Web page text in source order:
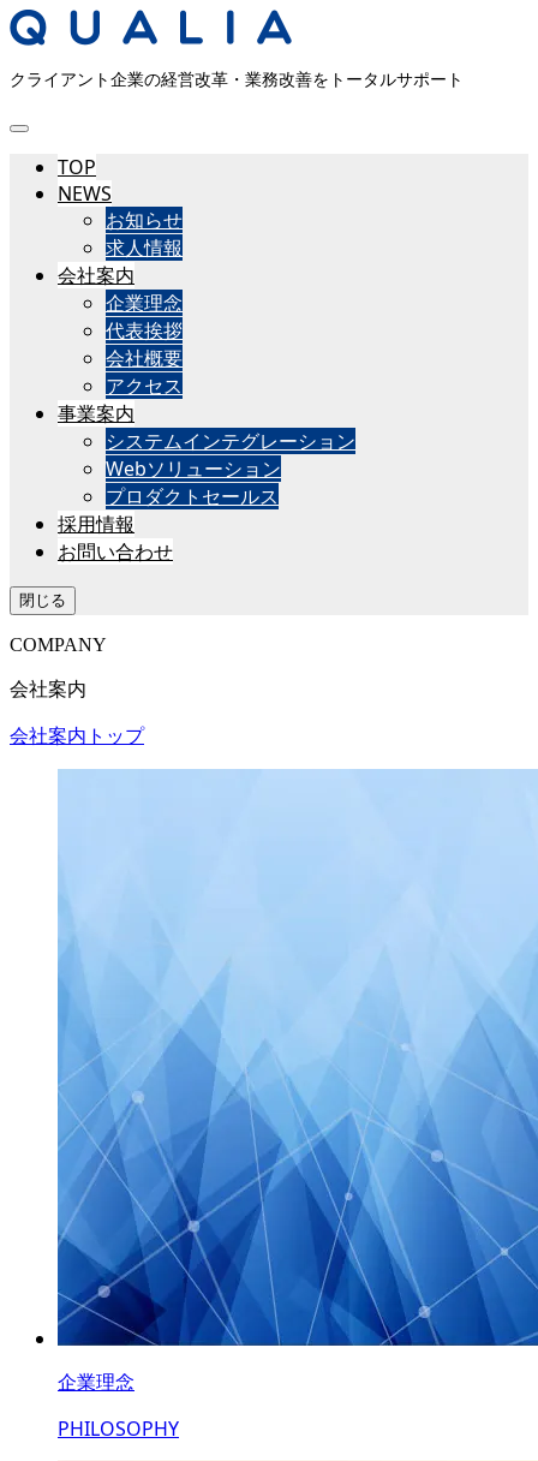
クライアント企業の経営改革・業務改善をトータルサポート
TOP
NEWS
お知らせ
求人情報
会社案内
企業理念
代表挨拶
会社概要
アクセス
事業案内
システムインテグレーション
Webソリューション
プロダクトセールス
採用情報
お問い合わせ
閉じる
COMPANY
会社案内
会社案内トップ
企業理念
PHILOSOPHY